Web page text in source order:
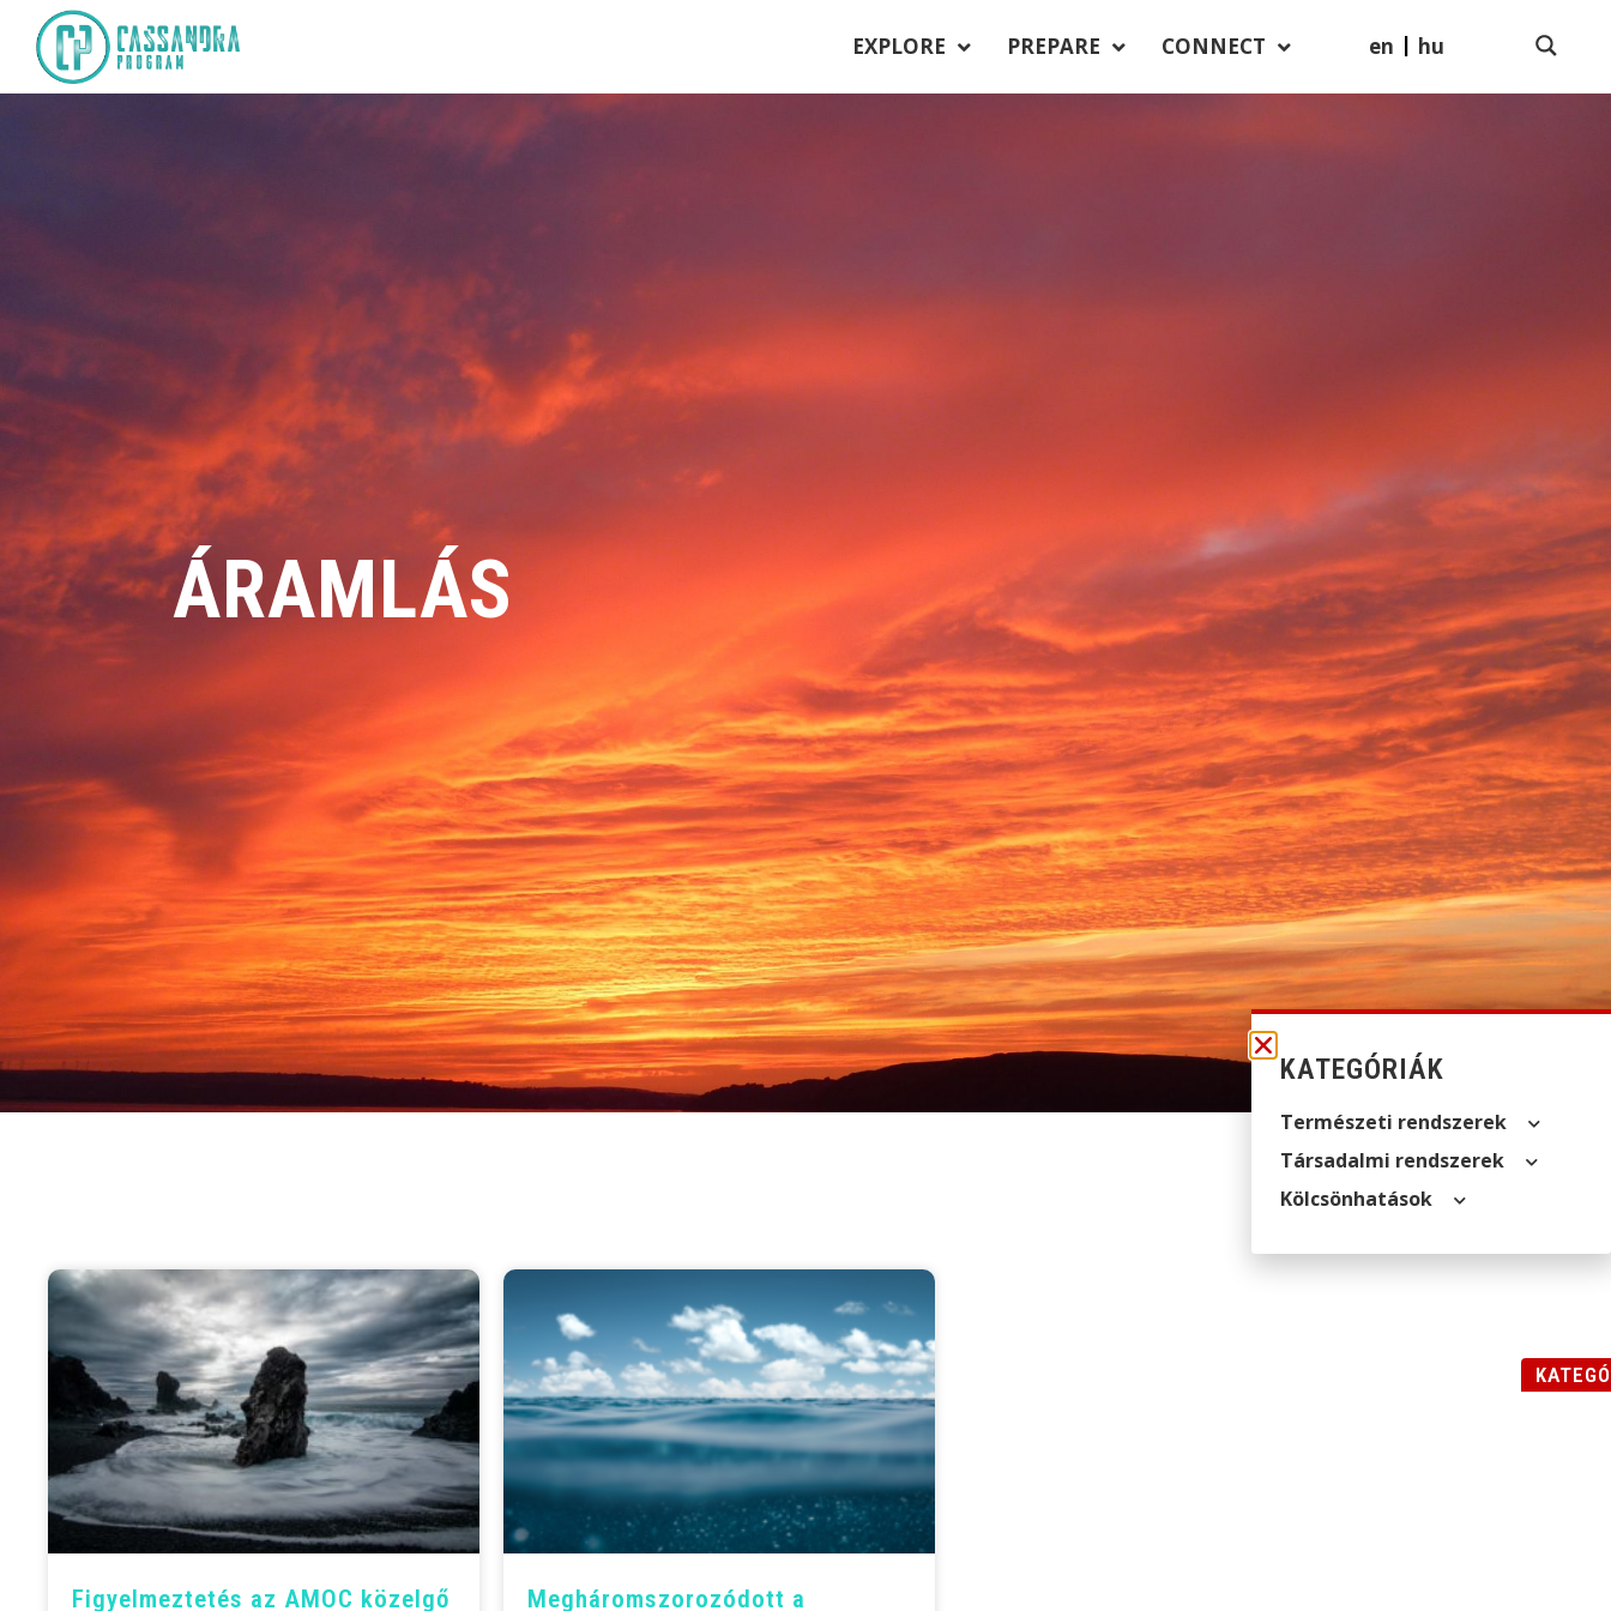
EXPLORE PREPARE CONNECT en hu
ÁRAMLÁS
Figyelmeztetés az AMOC közelgő
Meghárom­szoro­zódott a
KATEGÓRIÁK
Természeti rendszerek
Társadalmi rendszerek
Kölcsön­hatások